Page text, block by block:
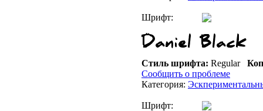
Шрифт:
Стиль шрифта: Regular
Сообщить о проблеме
Категория:
Шрифт: